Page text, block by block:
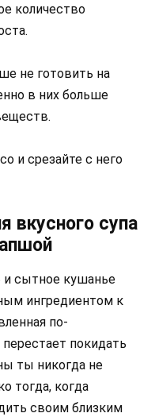
количество
не готовить на
в них больше
и срезайте с него
вкусного супа
и сытное кушанье
ингредиентом к
по-
покидать
ты никогда не
тогда, когда
своим близким